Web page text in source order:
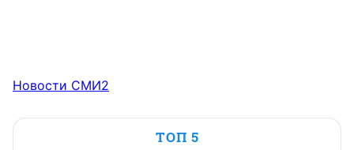
Новости СМИ2
ТОП 5